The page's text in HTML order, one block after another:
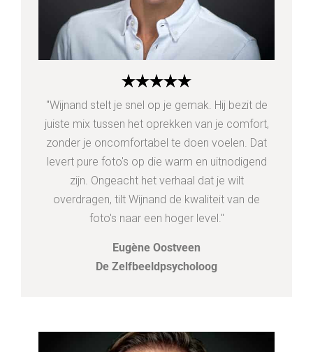
"Wijnand stelt je snel op je gemak. Hij bezit de
juiste mix tussen het oprekken van je comfort,
zonder je oncomfortabel te doen voelen. Dat
levert pure foto's op die warm en uitnodigend
zijn. Ongeacht het verhaal dat je wilt
overdragen, tilt Wijnand de kwaliteit van de
foto's naar een hoger level."
Eugène Oostveen
De Zelfbeeldpsycholoog